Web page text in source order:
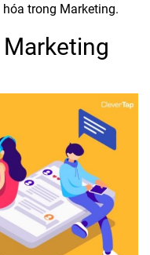
trong Marketing.